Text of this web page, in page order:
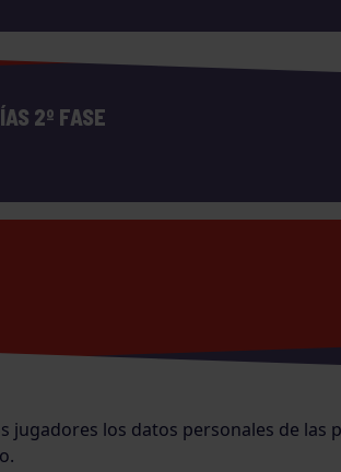
2º FASE
jugadores los datos personales de las